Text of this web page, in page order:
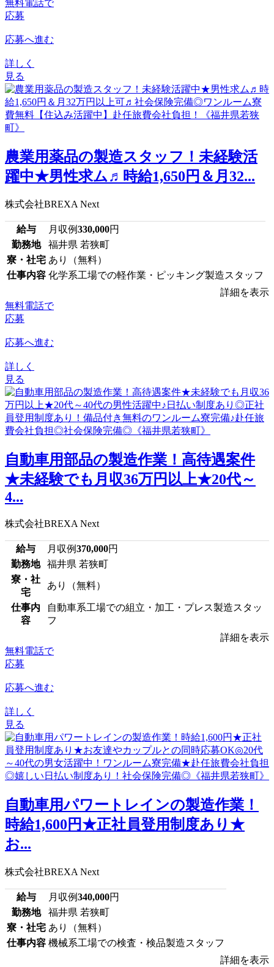
無料電話で
応募
応募へ進む
詳しく
見る
農業用薬品の製造スタッフ！未経験活
躍中★男性求ム♬時給1,650円＆月32...
株式会社BREXA Next
給与 月収例330,000円
勤務地
福井県 若狭町
寮・社宅 あり（無料）
仕事内容 化学系工場での軽作業・ピッキング製造スタッフ
詳細を表示
無料電話で
応募
応募へ進む
詳しく
見る
自動車用部品の製造作業！高待遇案件
★未経験でも月収36万円以上★20代～
4...
株式会社BREXA Next
給与 月収例370,000円
勤務地
福井県 若狭町
寮・社
宅
あり（無料）
仕事内
容
自動車系工場での組立・加工・プレス製造スタッ
フ
詳細を表示
無料電話で
応募
応募へ進む
詳しく
見る
⾃動⾞⽤パワートレインの製造作業！
時給1,600円★正社員登用制度あり★
お...
株式会社BREXA Next
給与 月収例340,000円
勤務地
福井県 若狭町
寮・社宅 あり（無料）
仕事内容 機械系工場での検査・検品製造スタッフ
詳細を表示